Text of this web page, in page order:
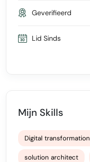
Geverifieerd
Lid Sinds
Mijn Skills
Digital transformation
solution architect